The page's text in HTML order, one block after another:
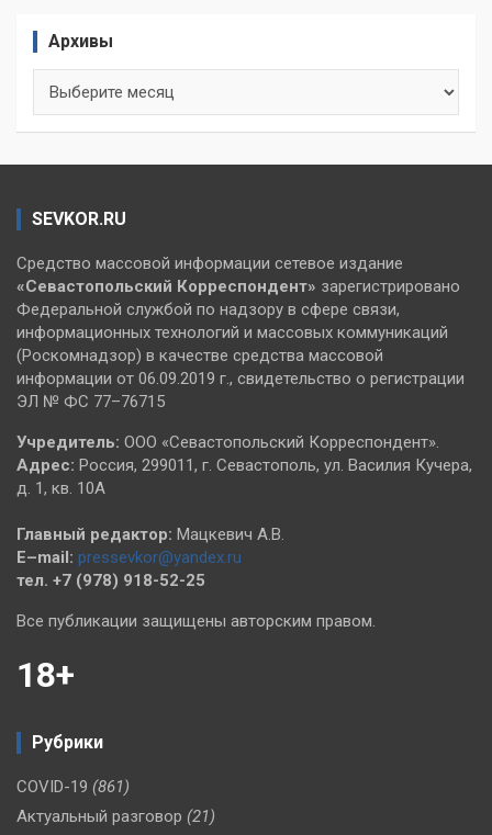
Архивы
SEVKOR.RU
Средство массовой информации сетевое издание
«Севастопольский Корреспондент» зарегистрировано
Федеральной службой по надзору в сфере связи,
информационных технологий и массовых коммуникаций
(Роскомнадзор) в качестве средства массовой
информации от 06.09.2019 г., свидетельство о регистрации
ЭЛ № ФС 77–76715
Учредитель: ООО «Севастопольский Корреспондент».
Адрес: Россия, 299011, г. Севастополь, ул. Василия Кучера,
д. 1, кв. 10А
Главный редактор: Мацкевич А.В.
E–mail: pressevkor@yandex.ru
тел. +7 (978) 918-52-25
Все публикации защищены авторским правом.
18+
Рубрики
COVID-19 (861)
Актуальный разговор (21)